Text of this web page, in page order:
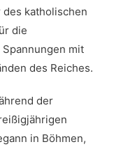
katholischen⁤
die
mit
des ⁣Reiches.
der⁢
in‌ Böhmen,‌